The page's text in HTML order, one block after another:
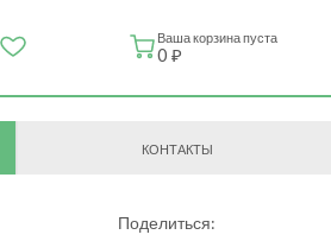
Ваша корзина пуста
0 ₽
КОНТАКТЫ
Поделиться: